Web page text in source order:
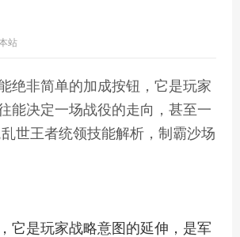
站
绝非简单的加成按钮，它是玩家
能决定一场战役的走向，甚至一
世王者统领技能解析，制霸沙场
它是玩家战略意图的延伸，是军